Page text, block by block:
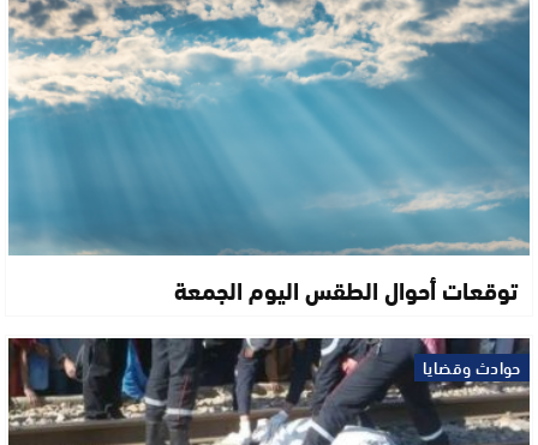
توقعات أحوال الطقس اليوم الجمعة
حوادث وقضايا